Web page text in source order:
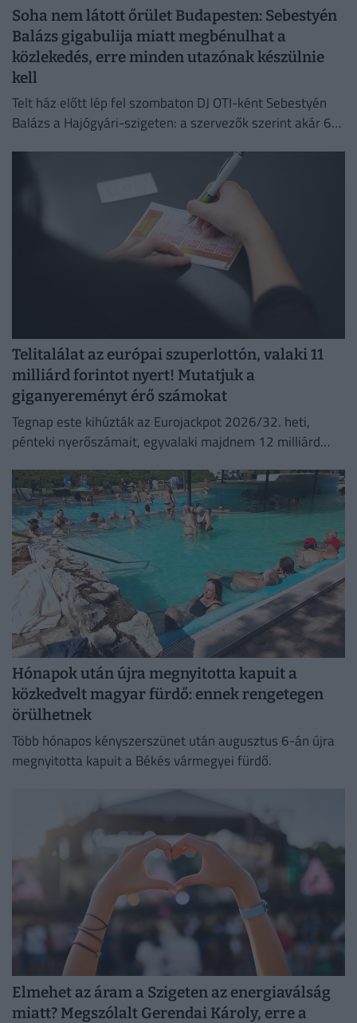
Soha nem látott őrület Budapesten: Sebestyén
Balázs gigabulija miatt megbénulhat a
közlekedés, erre minden utazónak készülnie
kell
Telt ház előtt lép fel szombaton DJ OTI-ként Sebestyén
Balázs a Hajógyári-szigeten: a szervezők szerint akár 65
Telitalálat az európai szuperlottón, valaki 11
milliárd forintot nyert! Mutatjuk a
giganyereményt érő számokat
Tegnap este kihúzták az Eurojackpot 2026/32. heti,
pénteki nyerőszámait, egyvalaki majdnem 12 milliárd
Hónapok után újra megnyitotta kapuit a
közkedvelt magyar fürdő: ennek rengetegen
örülhetnek
Több hónapos kényszerszünet után augusztus 6-án újra
megnyitotta kapuit a Békés vármegyei fürdő.
Elmehet az áram a Szigeten az energiaválság
miatt? Megszólalt Gerendai Károly, erre a